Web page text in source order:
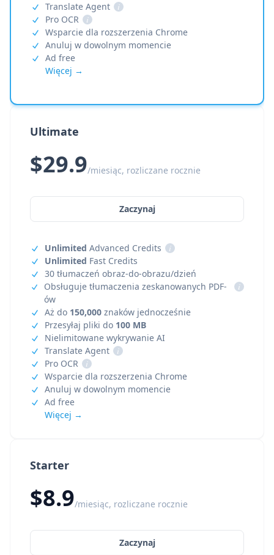
Starter
$8.9/miesiąc, rozliczane rocznie
Zaczynaj
Translate Agent
i
Pro OCR
i
Wsparcie dla rozszerzenia Chrome
Anuluj w dowolnym momencie
Ad free
Więcej →
Ultimate
$29.9/miesiąc, rozliczane rocznie
Zaczynaj
Unlimited Advanced Credits
i
Unlimited Fast Credits
30 tłumaczeń obraz-do-obrazu/dzień
Obsługuje tłumaczenia zeskanowanych PDF-
ów
i
Aż do 150,000 znaków jednocześnie
Przesyłaj pliki do 100 MB
Nielimitowane wykrywanie AI
Translate Agent
i
Pro OCR
i
Wsparcie dla rozszerzenia Chrome
Anuluj w dowolnym momencie
Ad free
Więcej →